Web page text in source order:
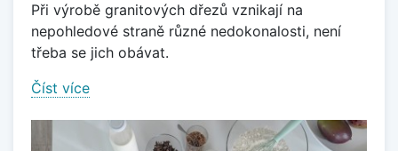
Při výrobě granitových dřezů vznikají na
nepohledové straně různé nedokonalosti, není
třeba se jich obávat.
Číst více